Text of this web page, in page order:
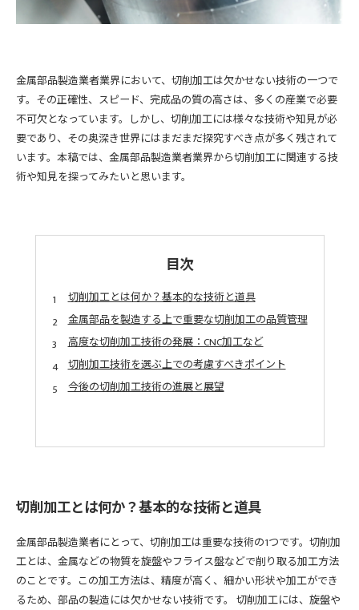
金属部品製造業者業界において、切削加工は欠かせない技術の一つで
す。その正確性、スピード、完成品の質の高さは、多くの産業で必要
不可欠となっています。しかし、切削加工には様々な技術や知見が必
要であり、その奥深き世界にはまだまだ探究すべき点が多く残されて
います。本稿では、金属部品製造業者業界から切削加工に関連する技
術や知見を探ってみたいと思います。
目次
切削加工とは何か？基本的な技術と道具
金属部品を製造する上で重要な切削加工の品質管理
高度な切削加工技術の発展：CNC加工など
切削加工技術を選ぶ上での考慮すべきポイント
今後の切削加工技術の進展と展望
切削加工とは何か？基本的な技術と道具
金属部品製造業者にとって、切削加工は重要な技術の1つです。切削加
工とは、金属などの物質を旋盤やフライス盤などで削り取る加工方法
のことです。この加工方法は、精度が高く、細かい形状や加工ができ
るため、部品の製造には欠かせない技術です。 切削加工には、旋盤や